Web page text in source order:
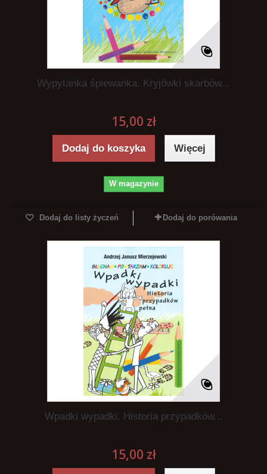
Wypytanka śpiewanka. Kryjówki skarbów...
15,00 zł
Dodaj do koszyka Więcej
W magazynie
Dodaj do listy życzeń Dodaj do porówania
Wpadki wypadki. Historia przypadków...
15,00 zł